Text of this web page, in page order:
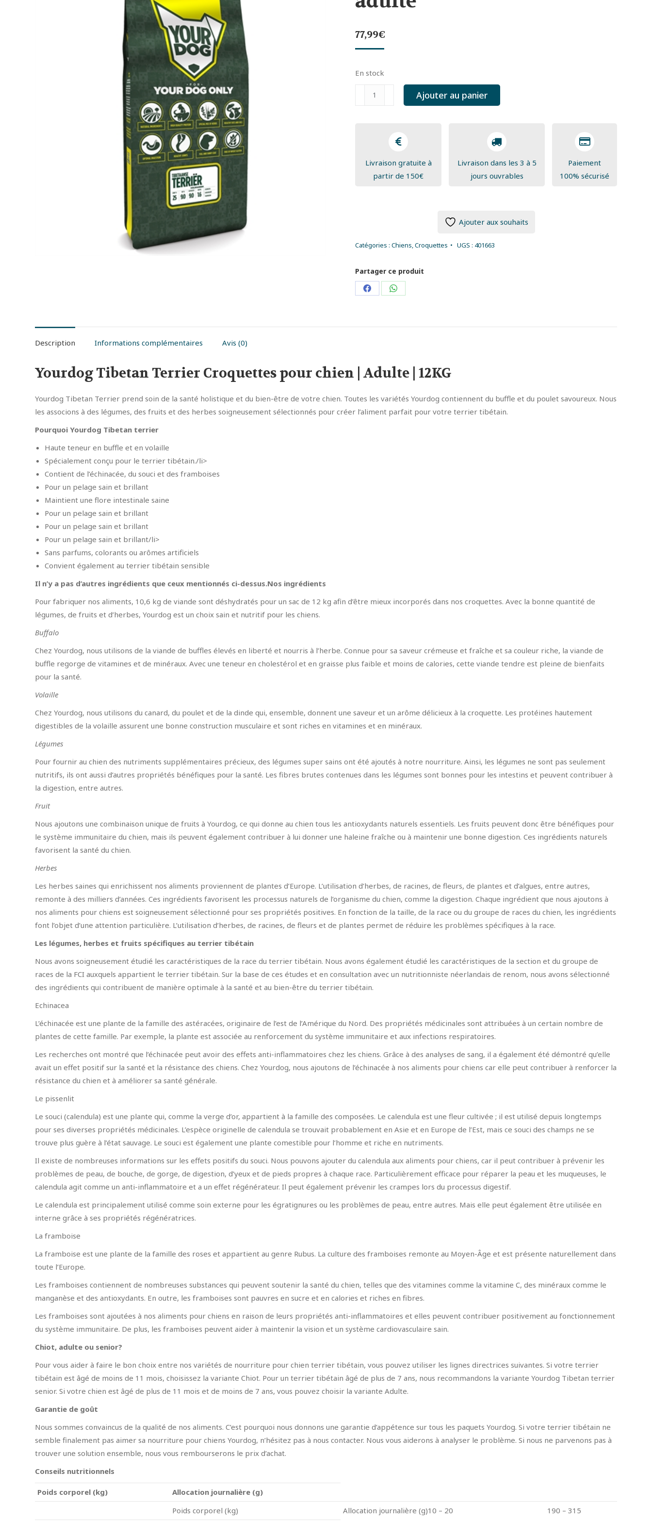
77,99€
En stock
quantité
Ajouter au panier
Livraison gratuite à
partir de 150€
Livraison dans les 3 à 5
jours ouvrables
Paiement
100% sécurisé
Ajouter aux souhaits
Catégories : Chiens,Croquettes UGS : 401663
Partager ce produit
Partager
Facebook
Partager
WhatsApp
Description Informations complémentaires Avis (0)
Yourdog Tibetan Terrier Croquettes pour chien | Adulte | 12KG
Yourdog Tibetan Terrier prend soin de la santé holistique et du bien-être de votre chien. Toutes les variétés Yourdog contiennent du buffle et du poulet savoureux. Nous
les associons à des légumes, des fruits et des herbes soigneusement sélectionnés pour créer l’aliment parfait pour votre terrier tibétain.
Pourquoi Yourdog Tibetan terrier
Haute teneur en buffle et en volaille
Spécialement conçu pour le terrier tibétain./li>
Contient de l’échinacée, du souci et des framboises
Pour un pelage sain et brillant
Maintient une flore intestinale saine
Pour un pelage sain et brillant
Pour un pelage sain et brillant
Pour un pelage sain et brillant/li>
Sans parfums, colorants ou arômes artificiels
Convient également au terrier tibétain sensible
Il n’y a pas d’autres ingrédients que ceux mentionnés ci-dessus.Nos ingrédients
Pour fabriquer nos aliments, 10,6 kg de viande sont déshydratés pour un sac de 12 kg afin d’être mieux incorporés dans nos croquettes. Avec la bonne quantité de
légumes, de fruits et d’herbes, Yourdog est un choix sain et nutritif pour les chiens.
Buffalo
Chez Yourdog, nous utilisons de la viande de buffles élevés en liberté et nourris à l’herbe. Connue pour sa saveur crémeuse et fraîche et sa couleur riche, la viande de
buffle regorge de vitamines et de minéraux. Avec une teneur en cholestérol et en graisse plus faible et moins de calories, cette viande tendre est pleine de bienfaits
pour la santé.
Volaille
Chez Yourdog, nous utilisons du canard, du poulet et de la dinde qui, ensemble, donnent une saveur et un arôme délicieux à la croquette. Les protéines hautement
digestibles de la volaille assurent une bonne construction musculaire et sont riches en vitamines et en minéraux.
Légumes
Pour fournir au chien des nutriments supplémentaires précieux, des légumes super sains ont été ajoutés à notre nourriture. Ainsi, les légumes ne sont pas seulement
nutritifs, ils ont aussi d’autres propriétés bénéfiques pour la santé. Les fibres brutes contenues dans les légumes sont bonnes pour les intestins et peuvent contribuer à
la digestion, entre autres.
Fruit
Nous ajoutons une combinaison unique de fruits à Yourdog, ce qui donne au chien tous les antioxydants naturels essentiels. Les fruits peuvent donc être bénéfiques pour
le système immunitaire du chien, mais ils peuvent également contribuer à lui donner une haleine fraîche ou à maintenir une bonne digestion. Ces ingrédients naturels
favorisent la santé du chien.
Herbes
Les herbes saines qui enrichissent nos aliments proviennent de plantes d’Europe. L’utilisation d’herbes, de racines, de fleurs, de plantes et d’algues, entre autres,
remonte à des milliers d’années. Ces ingrédients favorisent les processus naturels de l’organisme du chien, comme la digestion. Chaque ingrédient que nous ajoutons à
nos aliments pour chiens est soigneusement sélectionné pour ses propriétés positives. En fonction de la taille, de la race ou du groupe de races du chien, les ingrédients
font l’objet d’une attention particulière. L’utilisation d’herbes, de racines, de fleurs et de plantes permet de réduire les problèmes spécifiques à la race.
Les légumes, herbes et fruits spécifiques au terrier tibétain
Nous avons soigneusement étudié les caractéristiques de la race du terrier tibétain. Nous avons également étudié les caractéristiques de la section et du groupe de
races de la FCI auxquels appartient le terrier tibétain. Sur la base de ces études et en consultation avec un nutritionniste néerlandais de renom, nous avons sélectionné
des ingrédients qui contribuent de manière optimale à la santé et au bien-être du terrier tibétain.
Echinacea
L’échinacée est une plante de la famille des astéracées, originaire de l’est de l’Amérique du Nord. Des propriétés médicinales sont attribuées à un certain nombre de
plantes de cette famille. Par exemple, la plante est associée au renforcement du système immunitaire et aux infections respiratoires.
Les recherches ont montré que l’échinacée peut avoir des effets anti-inflammatoires chez les chiens. Grâce à des analyses de sang, il a également été démontré qu’elle
avait un effet positif sur la santé et la résistance des chiens. Chez Yourdog, nous ajoutons de l’échinacée à nos aliments pour chiens car elle peut contribuer à renforcer la
résistance du chien et à améliorer sa santé générale.
Le pissenlit
Le souci (calendula) est une plante qui, comme la verge d’or, appartient à la famille des composées. Le calendula est une fleur cultivée ; il est utilisé depuis longtemps
pour ses diverses propriétés médicinales. L’espèce originelle de calendula se trouvait probablement en Asie et en Europe de l’Est, mais ce souci des champs ne se
trouve plus guère à l’état sauvage. Le souci est également une plante comestible pour l’homme et riche en nutriments.
Il existe de nombreuses informations sur les effets positifs du souci. Nous pouvons ajouter du calendula aux aliments pour chiens, car il peut contribuer à prévenir les
problèmes de peau, de bouche, de gorge, de digestion, d’yeux et de pieds propres à chaque race. Particulièrement efficace pour réparer la peau et les muqueuses, le
calendula agit comme un anti-inflammatoire et a un effet régénérateur. Il peut également prévenir les crampes lors du processus digestif.
Le calendula est principalement utilisé comme soin externe pour les égratignures ou les problèmes de peau, entre autres. Mais elle peut également être utilisée en
interne grâce à ses propriétés régénératrices.
La framboise
La framboise est une plante de la famille des roses et appartient au genre Rubus. La culture des framboises remonte au Moyen-Âge et est présente naturellement dans
toute l’Europe.
Les framboises contiennent de nombreuses substances qui peuvent soutenir la santé du chien, telles que des vitamines comme la vitamine C, des minéraux comme le
manganèse et des antioxydants. En outre, les framboises sont pauvres en sucre et en calories et riches en fibres.
Les framboises sont ajoutées à nos aliments pour chiens en raison de leurs propriétés anti-inflammatoires et elles peuvent contribuer positivement au fonctionnement
du système immunitaire. De plus, les framboises peuvent aider à maintenir la vision et un système cardiovasculaire sain.
Chiot, adulte ou senior?
Pour vous aider à faire le bon choix entre nos variétés de nourriture pour chien terrier tibétain, vous pouvez utiliser les lignes directrices suivantes. Si votre terrier
tibétain est âgé de moins de 11 mois, choisissez la variante Chiot. Pour un terrier tibétain âgé de plus de 7 ans, nous recommandons la variante Yourdog Tibetan terrier
senior. Si votre chien est âgé de plus de 11 mois et de moins de 7 ans, vous pouvez choisir la variante Adulte.
Garantie de goût
Nous sommes convaincus de la qualité de nos aliments. C’est pourquoi nous donnons une garantie d’appétence sur tous les paquets Yourdog. Si votre terrier tibétain ne
semble finalement pas aimer sa nourriture pour chiens Yourdog, n’hésitez pas à nous contacter. Nous vous aiderons à analyser le problème. Si nous ne parvenons pas à
trouver une solution ensemble, nous vous rembourserons le prix d’achat.
Conseils nutritionnels
Poids corporel (kg)
Allocation journalière (g)
Poids corporel (kg)
Allocation journalière (g)10 – 20 190 – 315